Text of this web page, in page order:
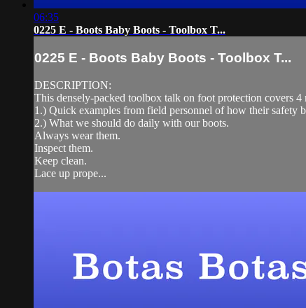
06:35
0225 E - Boots Baby Boots - Toolbox T...
0225 E - Boots Baby Boots - Toolbox T...
DESCRIPTION:
This densely-packed toolbox talk on foot protection covers 4
1.) Quick examples from field personnel of how their safety
2.) What we should do daily with our boots.
Always wear them.
Inspect them.
Keep clean.
Lace up prope...